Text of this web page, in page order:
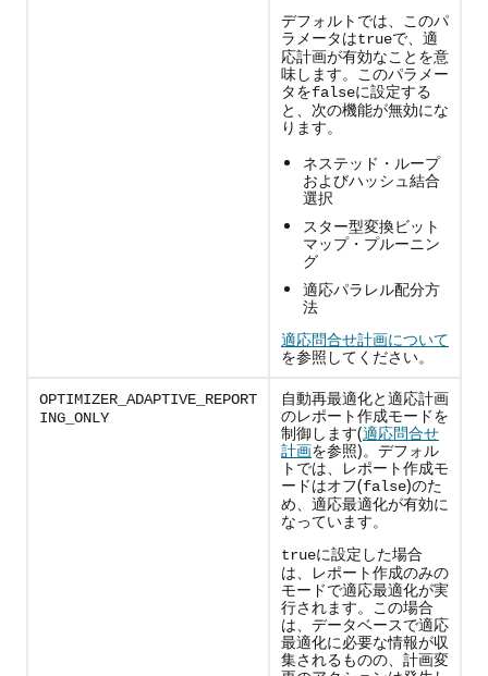
デフォルトでは、このパ
ラメータはtrueで、適
応計画が有効なことを意
味します。このパラメー
タをfalseに設定する
と、次の機能が無効にな
ります。
ネステッド・ループ
およびハッシュ結合
選択
スター型変換ビット
マップ・プルーニン
グ
適応パラレル配分方
法
適応問合せ計画について
を参照してください。
OPTIMIZER_ADAPTIVE_REPORT
ING_ONLY
自動再最適化と適応計画
のレポート作成モードを
制御します(適応問合せ
計画を参照)。デフォル
トでは、レポート作成モ
ードはオフ(false)のた
め、適応最適化が有効に
なっています。
trueに設定した場合
は、レポート作成のみの
モードで適応最適化が実
行されます。この場合
は、データベースで適応
最適化に必要な情報が収
集されるものの、計画変